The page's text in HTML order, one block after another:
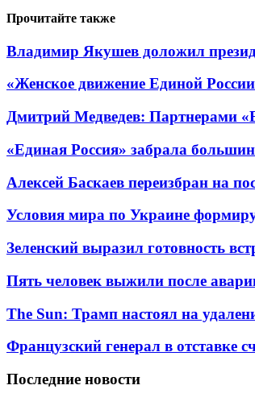
Прочитайте также
Владимир Якушев доложил
«Женское движение Единой
Дмитрий Медведев: Партнерами
«Единая Россия» забрала
Алексей Баскаев переизбран на
Условия мира по Украине
Зеленский выразил готовность
Пять человек выжили после
The Sun: Трамп настоял на
Французский генерал в отставке
Последние новости